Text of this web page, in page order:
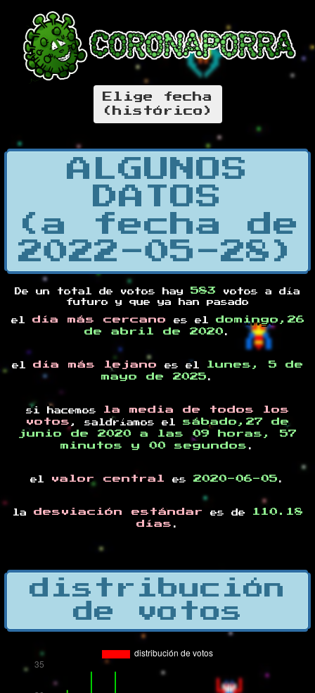
Elige fecha
(histórico)
ALGUNOS
DATOS
(a fecha de
2022-05-28)
De un total de votos hay 583 votos a día
futuro y que ya han pasado
el día más cercano es el domingo,26
de abril de 2020 .
el día más lejano es el
lunes, 5 de
mayo de 2025 .
si hacemos
la media de todos los
votos , saldríamos el sábado,27 de
junio de 2020 a las 09 horas, 57
minutos y 00 segundos .
el valor central es 2020-06-05 .
la desviación estándar es de
110.18
días .
distribución
de votos